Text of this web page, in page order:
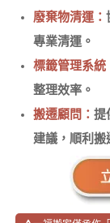
廢棄物清運：
專業清運。
標籤管理系統
整理效率。
搬遷顧問： 提
建議，順利搬